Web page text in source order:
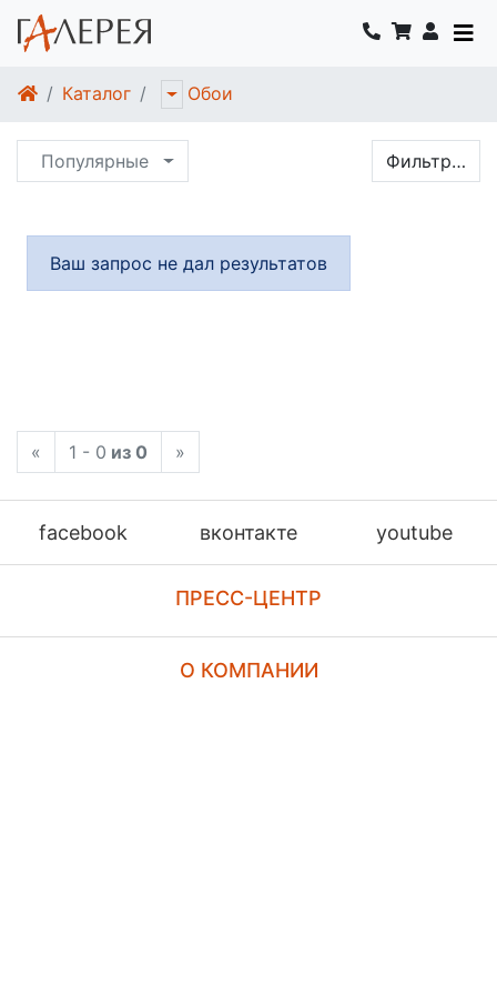
Каталог Обои
Популярные Фильтр…
Ваш запрос не дал результатов
« 1 - 0 из 0 »
facebook вконтакте youtube
ПРЕСС-ЦЕНТР
О КОМПАНИИ